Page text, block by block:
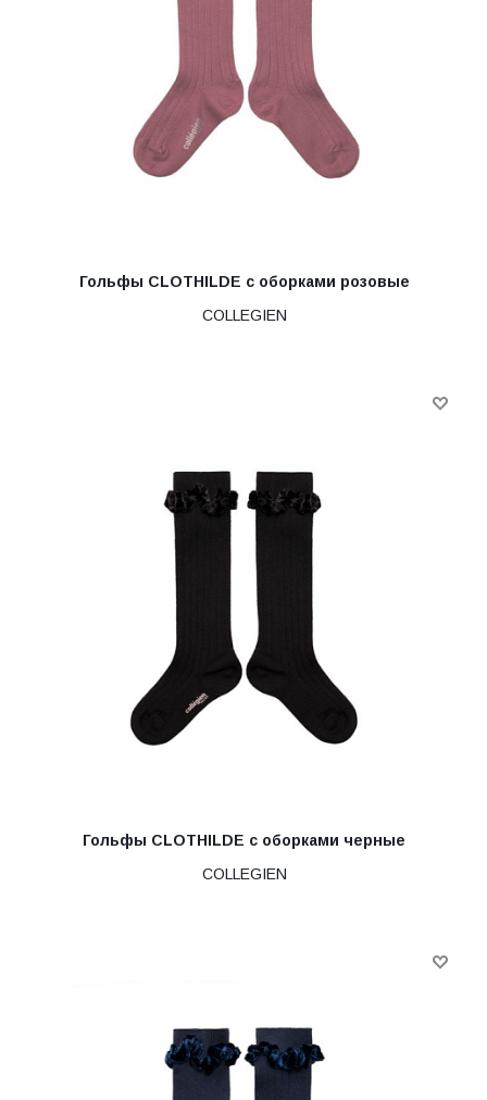
Гольфы CLOTHILDE с оборками розовые
COLLEGIEN
Гольфы CLOTHILDE с оборками черные
COLLEGIEN